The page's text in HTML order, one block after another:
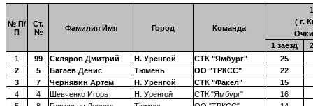
№ П/
П
Ст.
№
Фамилия Имя Город Команда
( г.
1 заезд
1
99 Скляров Дмитрий Н. Уренгой СТК "Ямбург"
25
2
5 Багаев Денис Тюмень ОО "ТРКСС"
22
3
7 Чернявин Артем Н. Уренгой СТК "Факел"
15
4
4 Шевченко Игорь Н. Уренгой СТК "Ямбург"
16